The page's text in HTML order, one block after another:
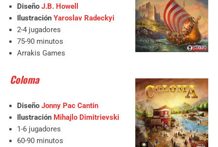
Diseño J.B. Howell
Ilustración Yaroslav Radeckyi
2-4 jugadores
75-90 minutos
Arrakis Games
Coloma
Diseño Jonny Pac Cantin
Ilustración Mihajlo Dimitrievski
1-6 jugadores
60-90 minutos